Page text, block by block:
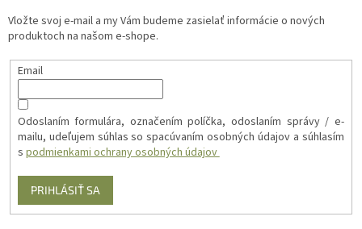
Vložte svoj e-mail a my Vám budeme zasielať informácie o nových
produktoch na našom e-shope.
Email
Odoslaním formulára, označením políčka, odoslaním správy / e-
mailu, udeľujem súhlas so spacúvaním osobných údajov a súhlasím
s podmienkami ochrany osobných údajov
PRIHLÁSIŤ SA